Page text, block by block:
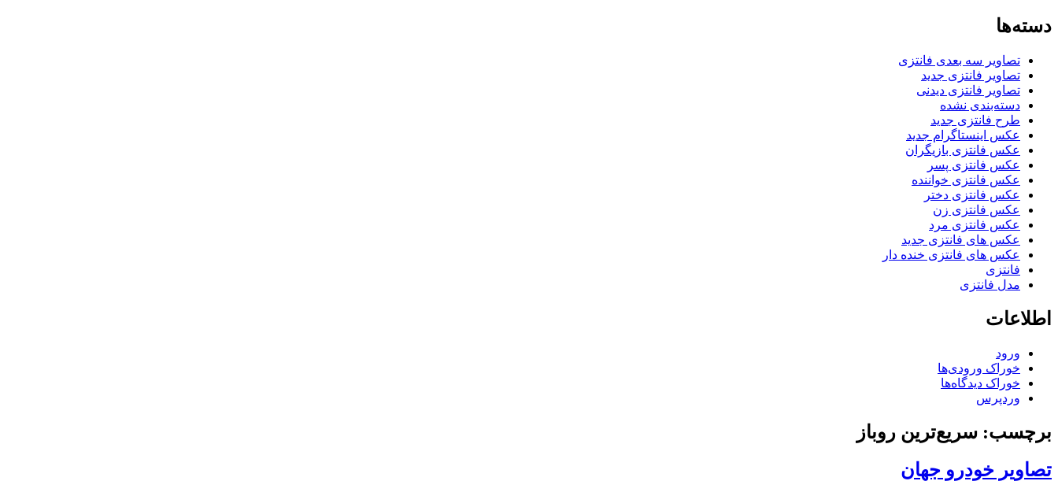
دسته‌ها
تصاویر سه بعدی فانتزی
تصاویر فانتزی جدید
تصاویر فانتزی دیدنی
دسته‌بندی نشده
طرح فانتزی جدید
عکس اینستاگرام جدید
عکس فانتزی بازیگران
عکس فانتزی پسر
عکس فانتزی خواننده
عکس فانتزی دختر
عکس فانتزی زن
عکس فانتزی مرد
عکس های فانتزی جدید
عکس های فانتزی خنده دار
فانتزی
مدل فانتزی
اطلاعات
ورود
خوراک ورودی‌ها
خوراک دیدگاه‌ها
وردپرس
برچسب: سریع‌ترین روباز
تصاویر خودرو جهان